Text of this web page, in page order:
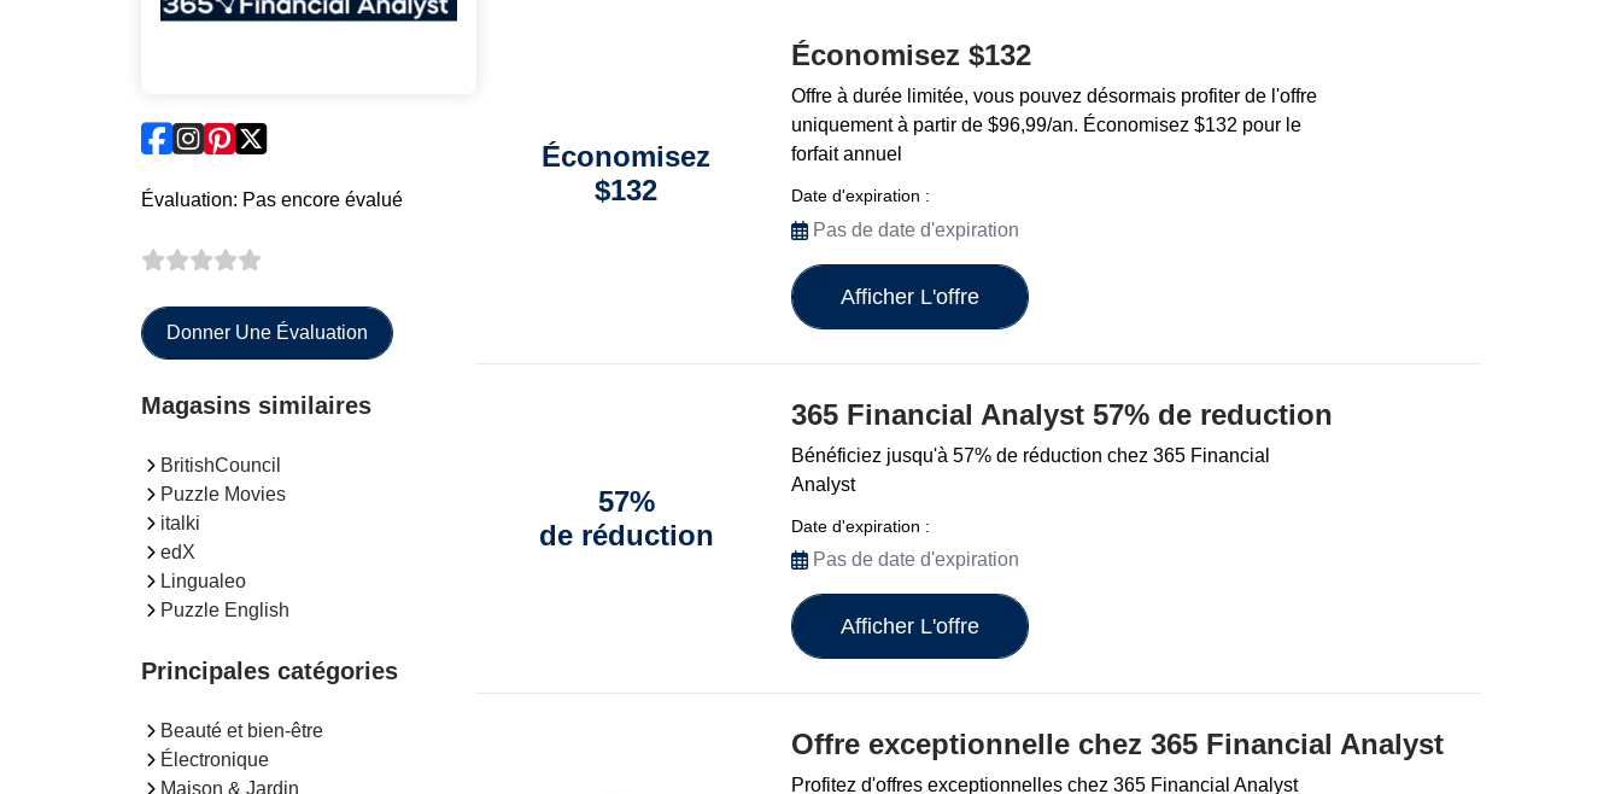
Évaluation: Pas encore évalué
Donner Une Évaluation
Magasins similaires
BritishCouncil
Puzzle Movies
italki
edX
Lingualeo
Puzzle English
Principales catégories
Beauté et bien-être
Électronique
Maison & Jardin
Économisez
$132
Économisez $132
Offre à durée limitée, vous pouvez désormais profiter de l'offre
uniquement à partir de $96,99/an. Économisez $132 pour le
forfait annuel
Date d'expiration :
Pas de date d'expiration
Afficher L'offre
57%
de réduction
365 Financial Analyst 57% de reduction
Bénéficiez jusqu'à 57% de réduction chez 365 Financial
Analyst
Date d'expiration :
Pas de date d'expiration
Afficher L'offre
Offre exceptionnelle chez 365 Financial Analyst
Profitez d'offres exceptionnelles chez 365 Financial Analyst